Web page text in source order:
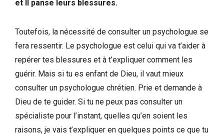
et Il panse leurs blessures.
Toutefois, la nécessité de consulter un psychologue se
fera ressentir. Le psychologue est celui qui va t’aider à
repérer tes blessures et à t’expliquer comment les
guérir. Mais si tu es enfant de Dieu, il vaut mieux
consulter un psychologue chrétien. Prie et demande à
Dieu de te guider. Si tu ne peux pas consulter un
spécialiste pour l’instant, quelles qu’en soient les
raisons, je vais t’expliquer en quelques points ce que tu